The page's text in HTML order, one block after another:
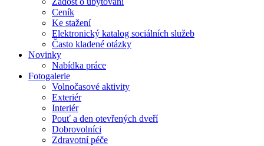
Ceník
Ke stažení
Elektronický katalog sociálních služeb
Často kladené otázky
Novinky
Nabídka práce
Fotogalerie
Volnočasové aktivity
Exteriér
Interiér
Pouť a den otevřených dveří
Dobrovolníci
Zdravotní péče